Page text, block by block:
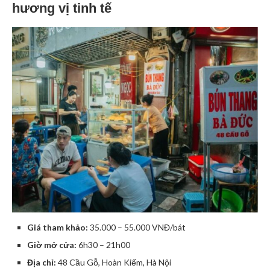
hương vị tinh tế
Giá tham khảo: 35.000 – 55.000 VNĐ/bát
Giờ mở cửa: 6h30 – 21h00
Địa chỉ: 48 Cầu Gỗ, Hoàn Kiếm, Hà Nội